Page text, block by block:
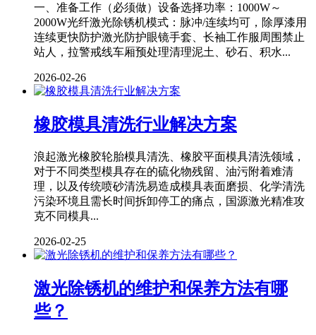
一、准备工作（必须做）设备选择功率：1000W～
2000W光纤激光除锈机模式：脉冲/连续均可，除厚漆用
连续更快防护激光防护眼镜手套、长袖工作服周围禁止
站人，拉警戒线车厢预处理清理泥土、砂石、积水...
2026-02-26
橡胶模具清洗行业解决方案
浪起激光橡胶轮胎模具清洗、橡胶平面模具清洗领域，
对于不同类型模具存在的硫化物残留、油污附着难清
理，以及传统喷砂清洗易造成模具表面磨损、化学清洗
污染环境且需长时间拆卸停工的痛点，国源激光精准攻
克不同模具...
2026-02-25
激光除锈机的维护和保养方法有哪
些？